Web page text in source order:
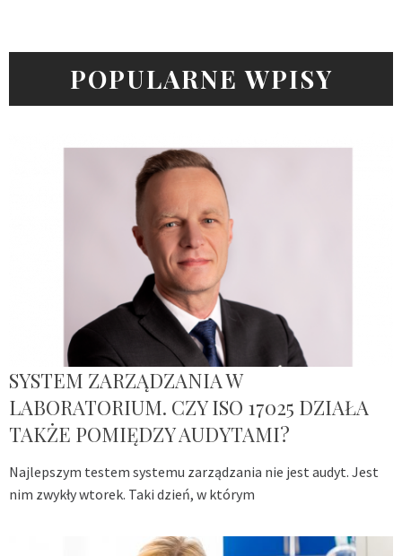
POPULARNE WPISY
SYSTEM ZARZĄDZANIA W
LABORATORIUM. CZY ISO 17025 DZIAŁA
TAKŻE POMIĘDZY AUDYTAMI?
Najlepszym testem systemu zarządzania nie jest audyt. Jest
nim zwykły wtorek. Taki dzień, w którym